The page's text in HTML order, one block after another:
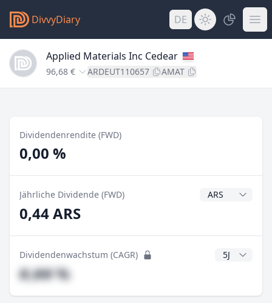
DivvyDiary DE
Applied Materials Inc Cedear
96,68 € ARDEUT110657 AMAT
Dividendenrendite (FWD)
0,00 %
Jährliche Dividende (FWD)
0,44 ARS
Dividendenwachstum (CAGR) CAGR Jahre
#,## %